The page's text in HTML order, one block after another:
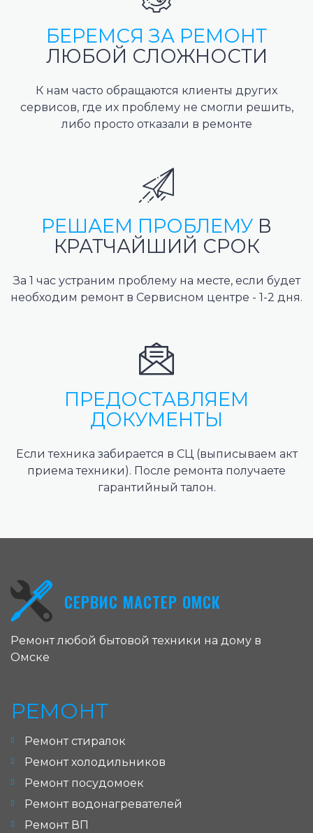
БЕРЕМСЯ ЗА РЕМОНТ
ЛЮБОЙ СЛОЖНОСТИ
К нам часто обращаются клиенты других
сервисов, где их проблему не смогли решить,
либо просто отказали в ремонте
РЕШАЕМ ПРОБЛЕМУ В
КРАТЧАЙШИЙ СРОК
За 1 час устраним проблему на месте, если будет
необходим ремонт в Сервисном центре - 1-2 дня.
ПРЕДОСТАВЛЯЕМ
ДОКУМЕНТЫ
Если техника забирается в СЦ (выписываем акт
приема техники). После ремонта получаете
гарантийный талон.
СЕРВИС МАСТЕР ОМСК
Ремонт любой бытовой техники на дому в
Омске
РЕМОНТ
Ремонт стиралок
Ремонт холодильников
Ремонт посудомоек
Ремонт водонагревателей
Ремонт ВП